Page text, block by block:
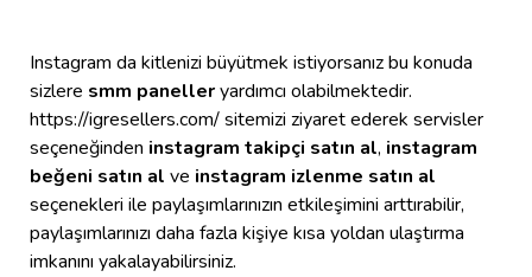
Instagram da kitlenizi büyütmek istiyorsanız bu konuda
sizlere smm panelleryardımcı olabilmektedir.
https://igresellers.com/ sitemizi ziyaret ederek servisler
seçeneğinden instagram takipçi satın al, instagram
beğeni satın al ve instagram izlenme satın al
seçenekleri ile paylaşımlarınızın etkileşimini arttırabilir,
paylaşımlarınızı daha fazla kişiye kısa yoldan ulaştırma
imkanını yakalayabilirsiniz.